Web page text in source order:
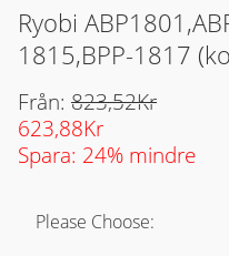
Ryobi
1815,BPP-1817
Från: 823,52Kr
623,88Kr
Spara: 24% mindre
Please Choose: